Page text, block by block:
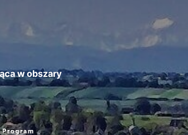
w obszary